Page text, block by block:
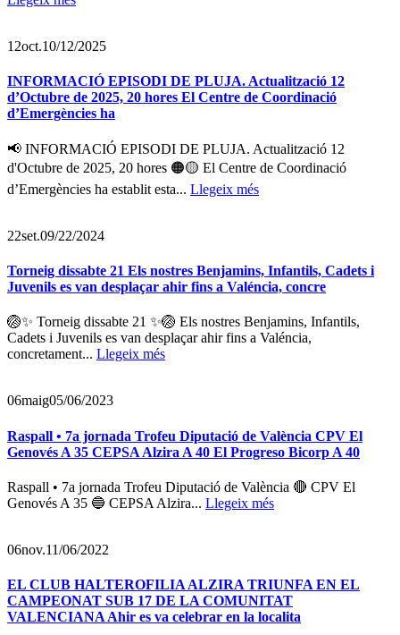
12oct.10/12/2025
INFORMACIÓ EPISODI DE PLUJA. Actualització 12
d’Octubre de 2025, 20 hores El Centre de Coordinació
d’Emergències ha
📢 INFORMACIÓ EPISODI DE PLUJA. Actualització 12
d'Octubre de 2025, 20 hores 🟠🟡 El Centre de Coordinació
d’Emergències ha establit esta... Llegeix més
22set.09/22/2024
Torneig dissabte 21 Els nostres Benjamins, Infantils, Cadets i
Juvenils es van desplaçar ahir fins a Valéncia, concre
🏐✨ Torneig dissabte 21 ✨🏐 Els nostres Benjamins, Infantils,
Cadets i Juvenils es van desplaçar ahir fins a Valéncia,
concretament... Llegeix més
06maig05/06/2023
Raspall • 7a jornada Trofeu Diputació de València CPV El
Genovés A 35 CEPSA Alzira A 40 El Progreso Bicorp A 40
Raspall • 7a jornada Trofeu Diputació de València 🔴 CPV El
Genovés A 35 🔵 CEPSA Alzira... Llegeix més
06nov.11/06/2022
EL CLUB HALTEROFILIA ALZIRA TRIUNFA EN EL
CAMPEONAT SUB 17 DE LA COMUNITAT
VALENCIANA Ahir es va celebrar en la localita